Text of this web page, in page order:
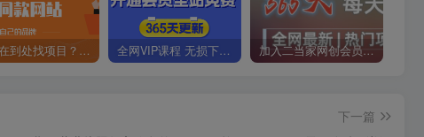
你还在到处找项目？还在当韭菜？我靠卖项目一个月收入5万+，曾经我也是个失败者。 全网VIP课程 无损下载~ 加入二当家网创会员，享受70%的推广提成，免费学习网上万种创业课程，菜鸟变大神。
下一篇